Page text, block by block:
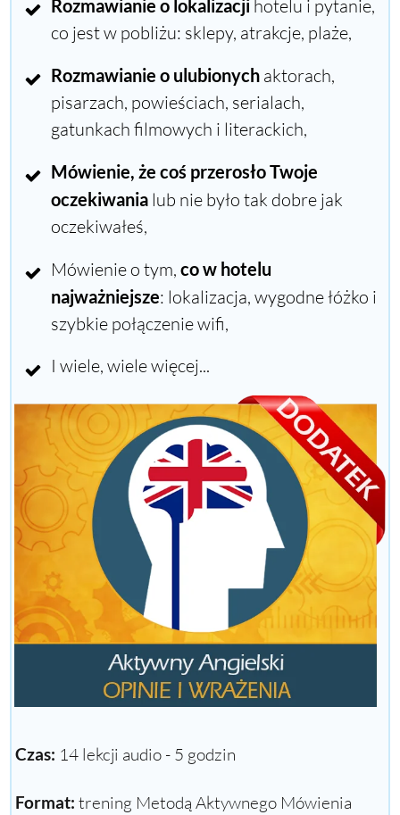
Rozmawianie o lokalizacji hotelu i pytanie,
co jest w pobliżu: sklepy, atrakcje, plaże,
Rozmawianie o ulubionych aktorach,
pisarzach, powieściach, serialach,
gatunkach filmowych i literackich,
Mówienie, że coś przerosło Twoje
oczekiwania lub nie było tak dobre jak
oczekiwałeś,
Mówienie o tym, co w hotelu
najważniejsze: lokalizacja, wygodne łóżko i
szybkie połączenie wifi,
I wiele, wiele więcej...
Czas: 14 lekcji audio - 5 godzin
Format: trening Metodą Aktywnego Mówienia